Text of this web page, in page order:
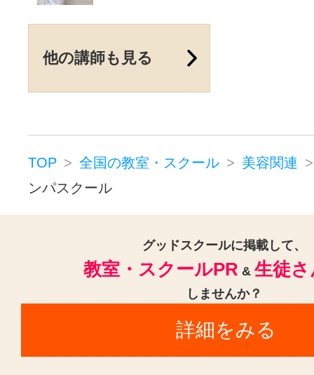
他の講師も見る
TOP 全国の教室・スクール
美容関連
ンパスクール
グッドスクールに掲載して、
教室・スクールPR & 生徒
しませんか？
詳細をみる